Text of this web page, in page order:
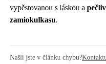
vypěstovanou s láskou a
zamiokulkasu.
Našli jste v článku chybu?